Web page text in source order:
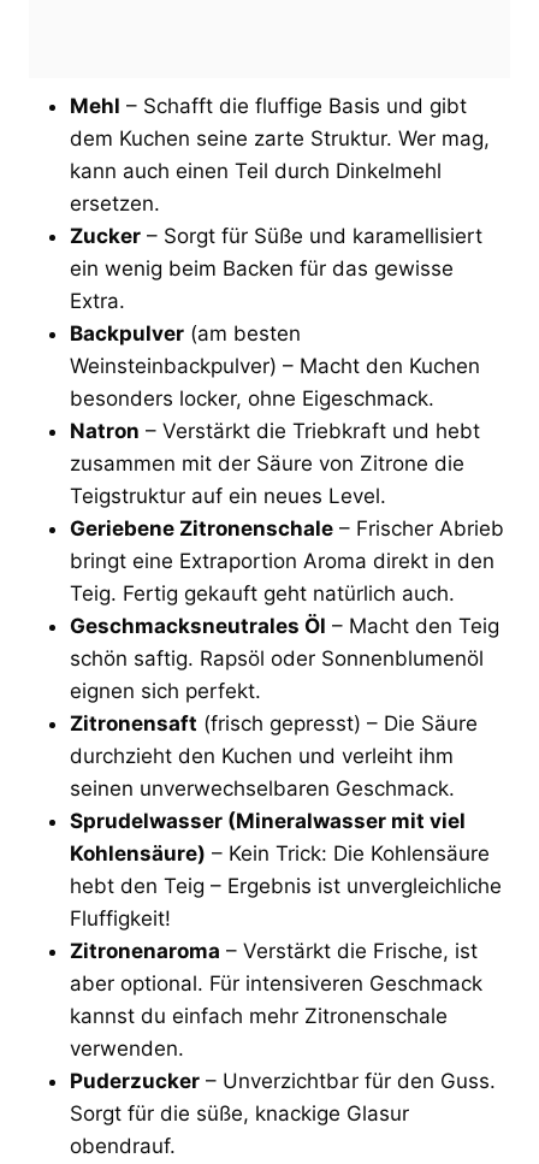
Mehl – Schafft die fluffige Basis und gibt
dem Kuchen seine zarte Struktur. Wer mag,
kann auch einen Teil durch Dinkelmehl
ersetzen.
Zucker – Sorgt für Süße und karamellisiert
ein wenig beim Backen für das gewisse
Extra.
Backpulver (am besten
Weinsteinbackpulver) – Macht den Kuchen
besonders locker, ohne Eigeschmack.
Natron – Verstärkt die Triebkraft und hebt
zusammen mit der Säure von Zitrone die
Teigstruktur auf ein neues Level.
Geriebene Zitronenschale – Frischer Abrieb
bringt eine Extraportion Aroma direkt in den
Teig. Fertig gekauft geht natürlich auch.
Geschmacksneutrales Öl – Macht den Teig
schön saftig. Rapsöl oder Sonnenblumenöl
eignen sich perfekt.
Zitronensaft (frisch gepresst) – Die Säure
durchzieht den Kuchen und verleiht ihm
seinen unverwechselbaren Geschmack.
Sprudelwasser (Mineralwasser mit viel
Kohlensäure) – Kein Trick: Die Kohlensäure
hebt den Teig – Ergebnis ist unvergleichliche
Fluffigkeit!
Zitronenaroma – Verstärkt die Frische, ist
aber optional. Für intensiveren Geschmack
kannst du einfach mehr Zitronenschale
verwenden.
Puderzucker – Unverzichtbar für den Guss.
Sorgt für die süße, knackige Glasur
obendrauf.